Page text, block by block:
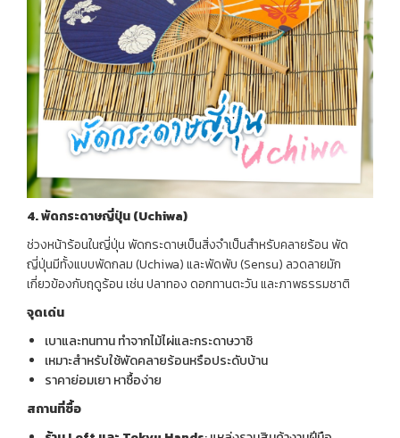
4.พัดกระดาษญี่ปุ่น (Uchiwa)
ช่วงหน้าร้อนในญี่ปุ่น พัดกระดาษเป็นสิ่งจำเป็นสำหรับคลายร้อน พัด
ญี่ปุ่นมีทั้งแบบพัดกลม (Uchiwa) และพัดพับ (Sensu) ลวดลายมัก
เกี่ยวข้องกับฤดูร้อน เช่น ปลาทอง ดอกทานตะวัน และภาพธรรมชาติ
จุดเด่น
เบาและทนทาน ทำจากไม้ไผ่และกระดาษวาชิ
เหมาะสำหรับใช้พัดคลายร้อนหรือประดับบ้าน
ราคาย่อมเยา หาซื้อง่าย
สถานที่ซื้อ